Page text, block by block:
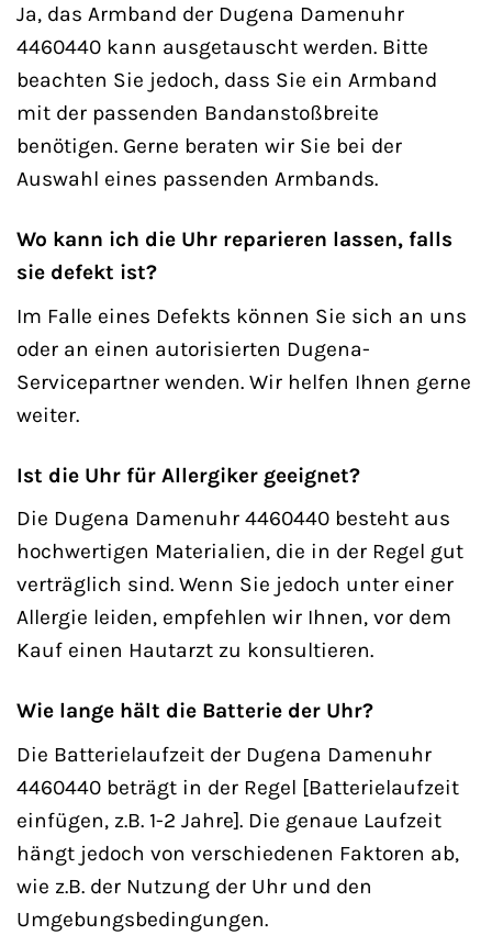
Ja, das Armband der Dugena Damenuhr
4460440 kann ausgetauscht werden. Bitte
beachten Sie jedoch, dass Sie ein Armband
mit der passenden Bandanstoßbreite
benötigen. Gerne beraten wir Sie bei der
Auswahl eines passenden Armbands.
Wo kann ich die Uhr reparieren lassen, falls
sie defekt ist?
Im Falle eines Defekts können Sie sich an uns
oder an einen autorisierten Dugena-
Servicepartner wenden. Wir helfen Ihnen gerne
weiter.
Ist die Uhr für Allergiker geeignet?
Die Dugena Damenuhr 4460440 besteht aus
hochwertigen Materialien, die in der Regel gut
verträglich sind. Wenn Sie jedoch unter einer
Allergie leiden, empfehlen wir Ihnen, vor dem
Kauf einen Hautarzt zu konsultieren.
Wie lange hält die Batterie der Uhr?
Die Batterielaufzeit der Dugena Damenuhr
4460440 beträgt in der Regel [Batterielaufzeit
einfügen, z.B. 1-2 Jahre]. Die genaue Laufzeit
hängt jedoch von verschiedenen Faktoren ab,
wie z.B. der Nutzung der Uhr und den
Umgebungsbedingungen.